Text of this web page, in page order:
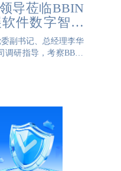
导莅临BBIN
件数字智慧
副书记、总经理李华
调研指导，考察BBIN
数字智慧应用情况。
梅携团队予以热情的